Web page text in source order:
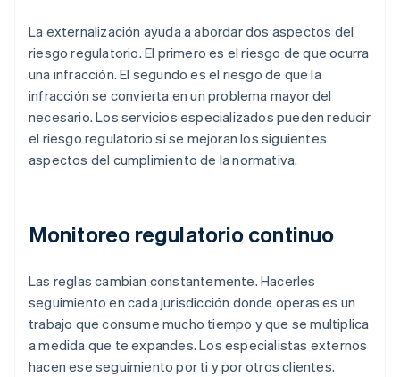
La externalización ayuda a abordar dos aspectos del
riesgo regulatorio. El primero es el riesgo de que ocurra
una infracción. El segundo es el riesgo de que la
infracción se convierta en un problema mayor del
necesario. Los servicios especializados pueden reducir
el riesgo regulatorio si se mejoran los siguientes
aspectos del cumplimiento de la normativa.
Monitoreo regulatorio continuo
Las reglas cambian constantemente. Hacerles
seguimiento en cada jurisdicción donde operas es un
trabajo que consume mucho tiempo y que se multiplica
a medida que te expandes. Los especialistas externos
hacen ese seguimiento por ti y por otros clientes.